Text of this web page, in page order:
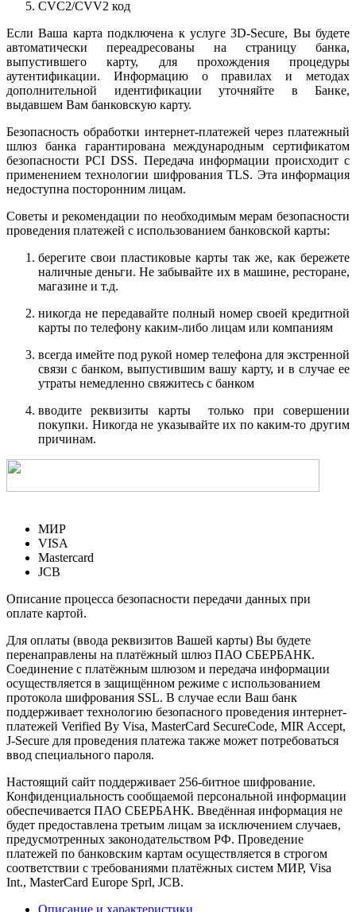
CVC2/CVV2 код
Если Ваша карта подключена к услуге 3D-Secure, Вы будете
автоматически переадресованы на страницу банка,
выпустившего карту, для прохождения процедуры
аутентификации. Информацию о правилах и методах
дополнительной идентификации уточняйте в Банке,
выдавшем Вам банковскую карту.
Безопасность обработки интернет-платежей через платежный
шлюз банка гарантирована международным сертификатом
безопасности PCI DSS. Передача информации происходит с
применением технологии шифрования TLS. Эта информация
недоступна посторонним лицам.
Советы и рекомендации по необходимым мерам безопасности
проведения платежей с использованием банковской карты:
берегите свои пластиковые карты так же, как бережете
наличные деньги. Не забывайте их в машине, ресторане,
магазине и т.д.
никогда не передавайте полный номер своей кредитной
карты по телефону каким-либо лицам или компаниям
всегда имейте под рукой номер телефона для экстренной
связи с банком, выпустившим вашу карту, и в случае ее
утраты немедленно свяжитесь с банком
вводите реквизиты карты только при совершении
покупки. Никогда не указывайте их по каким-то другим
причинам.
МИР
VISA
Mastercard
JCB
Описание процесса безопасности передачи данных при
оплате картой.
Для оплаты (ввода реквизитов Вашей карты) Вы будете
перенаправлены на платёжный шлюз ПАО СБЕРБАНК.
Соединение с платёжным шлюзом и передача информации
осуществляется в защищённом режиме с использованием
протокола шифрования SSL. В случае если Ваш банк
поддерживает технологию безопасного проведения интернет-
платежей Verified By Visa, MasterCard SecureCode, MIR Accept,
J-Secure для проведения платежа также может потребоваться
ввод специального пароля.
Настоящий сайт поддерживает 256-битное шифрование.
Конфиденциальность сообщаемой персональной информации
обеспечивается ПАО СБЕРБАНК. Введённая информация не
будет предоставлена третьим лицам за исключением случаев,
предусмотренных законодательством РФ. Проведение
платежей по банковским картам осуществляется в строгом
соответствии с требованиями платёжных систем МИР, Visa
Int., MasterCard Europe Sprl, JCB.
Описание и характеристики